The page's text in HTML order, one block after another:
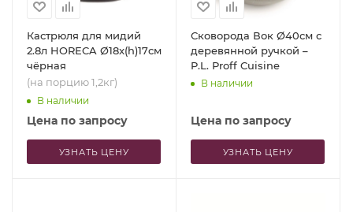
Кастрюля для мидий
2.8л HORECA Ø18x(h)17см
чёрная
(на порцию 1,2кг)
В наличии
Цена по запросу
УЗНАТЬ ЦЕНУ
Сковорода Вок Ø40см с
деревянной ручкой –
P.L. Proff Cuisine
В наличии
Цена по запросу
УЗНАТЬ ЦЕНУ